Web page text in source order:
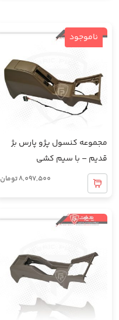
ناموجود
مجموعه کنسول پژو پارس بژ
قدیم – با سیم کشی
8,097,500تومان